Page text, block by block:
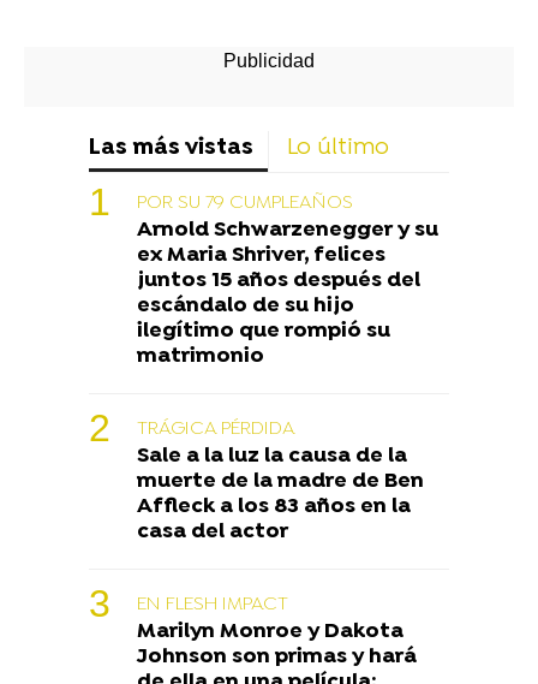
Las más vistas Lo último
POR SU 79 CUMPLEAÑOS
Arnold Schwarzenegger y su
ex Maria Shriver, felices
juntos 15 años después del
escándalo de su hijo
ilegítimo que rompió su
matrimonio
TRÁGICA PÉRDIDA
Sale a la luz la causa de la
muerte de la madre de Ben
Affleck a los 83 años en la
casa del actor
EN FLESH IMPACT
Marilyn Monroe y Dakota
Johnson son primas y hará